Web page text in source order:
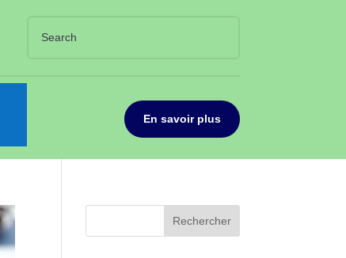
En savoir plus
Rechercher